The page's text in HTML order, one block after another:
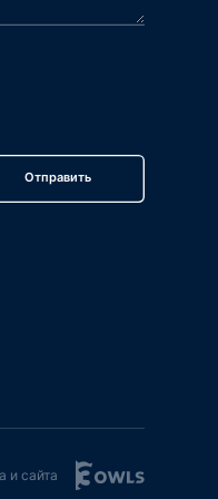
Отправить
и сайта